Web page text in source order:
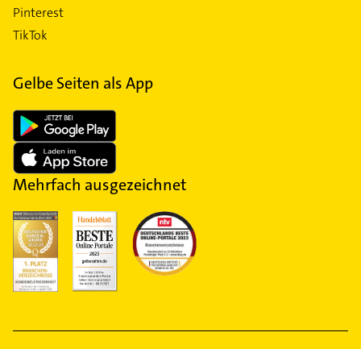
Pinterest
TikTok
Gelbe Seiten als App
Mehrfach ausgezeichnet